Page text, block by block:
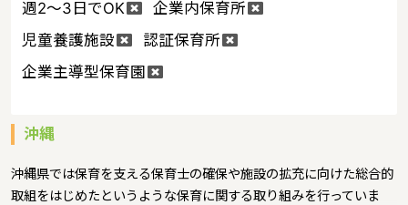
週2～3日でOK
企業内保育所
児童養護施設
認証保育所
企業主導型保育園
沖縄
沖縄県では保育を支える保育士の確保や施設の拡充に向けた総合的
取組をはじめたというような保育に関する取り組みを行っていま